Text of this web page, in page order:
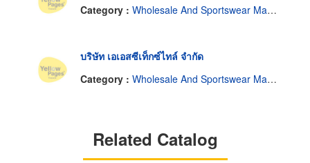
Category : Wholesale And Sportswear Manufacturer.
บริษัท เอเอสซีเท็กซ์ไทล์ จำกัด
Category : Wholesale And Sportswear Manufacturer.
Related Catalog